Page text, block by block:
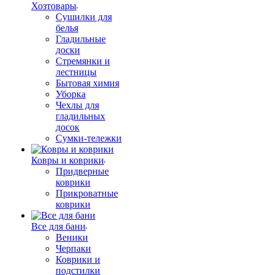
Хозтовары
Сушилки для
белья
Гладильные
доски
Стремянки и
лестницы
Бытовая химия
Уборка
Чехлы для
гладильных
досок
Сумки-тележки
Ковры и коврики
Придверные
коврики
Прикроватные
коврики
Все для бани
Веники
Черпаки
Коврики и
подстилки